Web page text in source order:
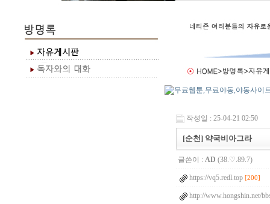
작성일 : 25-04-21 02:50
[순천] 약국비아그라
글쓴이 : AD (38.♡.89.7)
https://vq5.redl.top [200]
http://www.hongshin.net/